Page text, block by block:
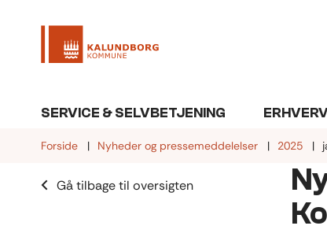
SERVICE & SELVBETJENING
Forside Nyheder og pressemeddelelser 2025
Gå tilbage til oversigten